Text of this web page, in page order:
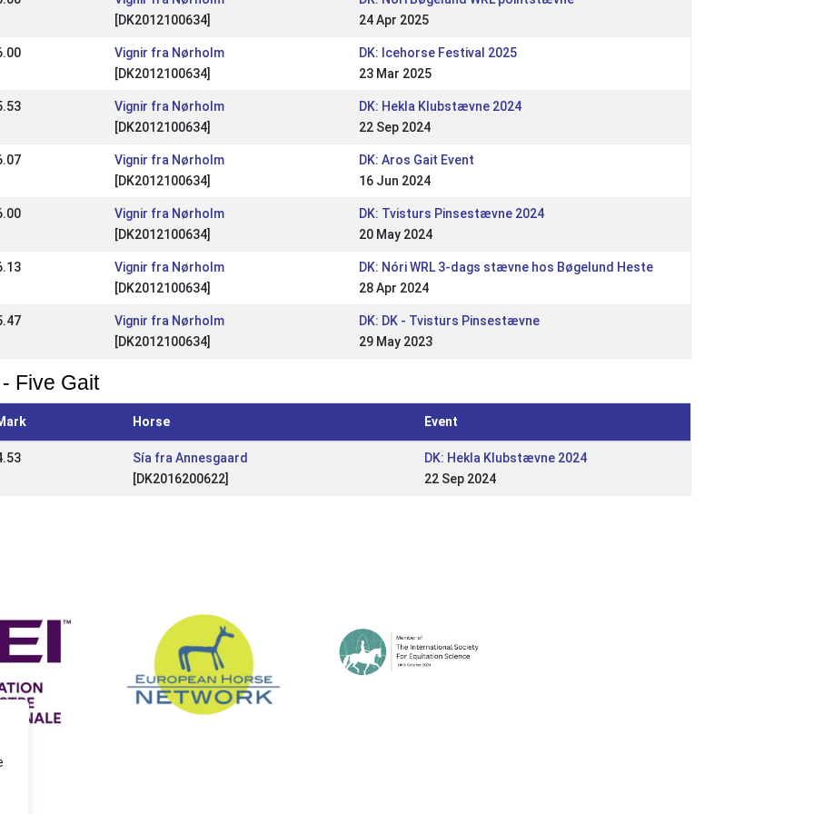
[DK2012100634]
24 Apr 2025
Vignir fra Nørholm
[DK2012100634]
DK: Icehorse Festival 2025
23 Mar 2025
Vignir fra Nørholm
[DK2012100634]
DK: Hekla Klubstævne 2024
22 Sep 2024
Vignir fra Nørholm
[DK2012100634]
DK: Aros Gait Event
16 Jun 2024
Vignir fra Nørholm
[DK2012100634]
DK: Tvisturs Pinsestævne 2024
20 May 2024
Vignir fra Nørholm
[DK2012100634]
DK: Nóri WRL 3-dags stævne hos Bøgelund Heste
28 Apr 2024
Vignir fra Nørholm
[DK2012100634]
DK: DK - Tvisturs Pinsestævne
29 May 2023
Five Gait
Horse Event
Sía fra Annesgaard
[DK2016200622]
DK: Hekla Klubstævne 2024
22 Sep 2024